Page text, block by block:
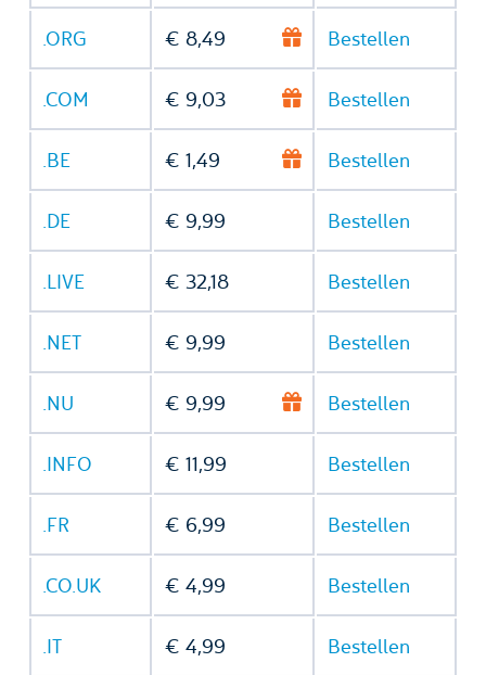
.ORG € 8,49 Bestellen
.COM € 9,03 Bestellen
.BE € 1,49 Bestellen
.DE € 9,99 Bestellen
.LIVE € 32,18 Bestellen
.NET € 9,99 Bestellen
.NU € 9,99 Bestellen
.INFO € 11,99 Bestellen
.FR € 6,99 Bestellen
.CO.UK € 4,99 Bestellen
.IT € 4,99 Bestellen